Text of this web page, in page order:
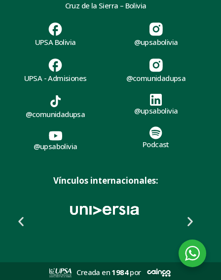
Cruz de la Sierra – Bolivia
UPSA Bolivia
UPSA - Admisiones
@upsabolivia
@comunidadupsa
@comunidadupsa
@upsabolivia
@upsabolivia
Podcast
Vínculos internacionales:
Creada en 1984por